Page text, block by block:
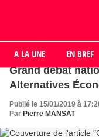
Accueil» Grand débat national :
Grand débat
Alternatives
Publié le 15/01/2019 à
Par Pierre MANSAT
A LA UNE EN BREF